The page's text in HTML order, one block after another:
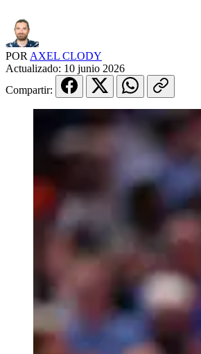
POR AXEL CLODY
Actualizado: 10 junio 2026
Compartir: